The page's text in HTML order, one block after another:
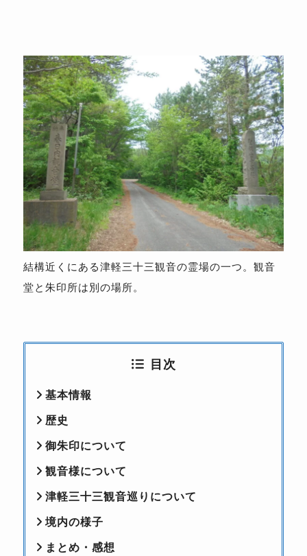
結構近くにある津軽三十三観音の霊場の一つ。観音
堂と朱印所は別の場所。
目次
基本情報
歴史
御朱印について
観音様について
津軽三十三観音巡りについて
境内の様子
まとめ・感想